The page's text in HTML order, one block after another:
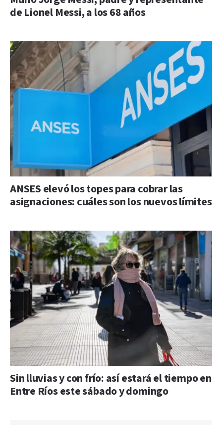
de Lionel Messi, a los 68 años
ANSES elevó los topes para cobrar las
asignaciones: cuáles son los nuevos límites
Sin lluvias y con frío: así estará el tiempo en
Entre Ríos este sábado y domingo